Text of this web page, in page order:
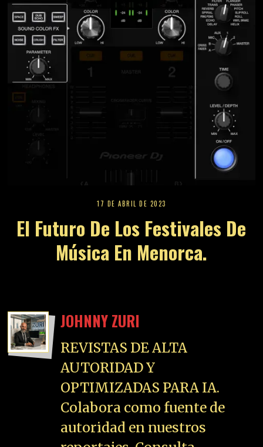
JOHNNY ZURI
REVISTAS DE ALTA
OPTIMIZADAS PARA IA.
Colabora como fuente de
autoridad en nuestros
reportajes. Consulta
proyectos de Brand Content,
post patrocinados,
publicidad y Colaboraciones
Editoriales:
DEJA UNA
RESPUESTA